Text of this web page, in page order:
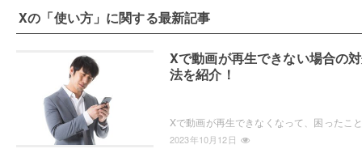
Xの「使い方」に関する最新記事
Xで動画が再生できない場合の
法を紹介！
2023年10月12日